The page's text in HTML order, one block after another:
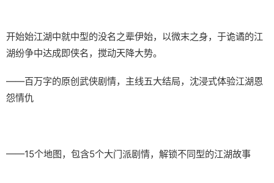
开始始江湖中就中型的没名之辈伊始，以微末之身，于诡谲的江
湖纷争中达成即侠名，搅动天降大势。
——百万字的原创武侠剧情，主线五大结局，沈浸式体验江湖恩
怨情仇
——15个地图，包含5个大门派剧情，解锁不同型的江湖故事